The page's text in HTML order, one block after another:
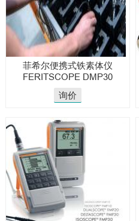
菲希尔便携式铁素体仪
FERITSCOPE DMP30
询价